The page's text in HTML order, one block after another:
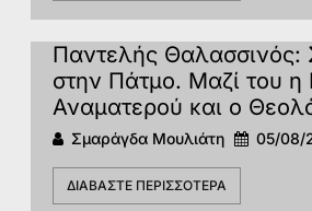
Παντελής Θαλασσινός:
στην Πάτμο. Μαζί του η
Αναματερού και ο
Σμαράγδα Μουλιάτη 05/08/
ΔΙΑΒΆΣΤΕ ΠΕΡΙΣΣΌΤΕΡΑ